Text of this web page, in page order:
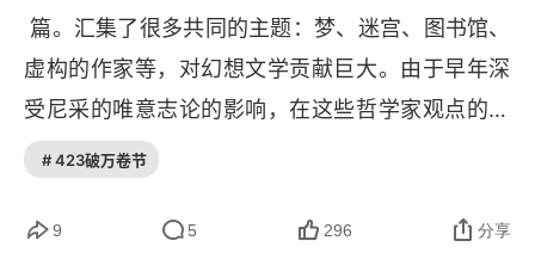
凤凰教派
南方
篇。汇集了很多共同的主题：梦、迷宫、图书馆、
虚构的作家等，对幻想文学贡献巨大。由于早年深
受尼采的唯意志论的影响，在这些哲学家观点的基
础上，他习惯在写作中采用时间和空间的交错与停
带进一个神秘和虚构的世界。小说集每个故事都短
# 423破万卷节
9 5 296 分享